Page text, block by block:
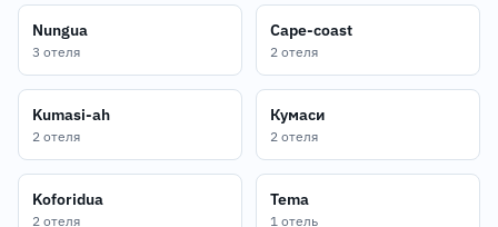
Nungua
3 отеля
Cape-coast
2 отеля
Kumasi-ah
2 отеля
Кумаси
2 отеля
Koforidua
2 отеля
Tema
1 отель